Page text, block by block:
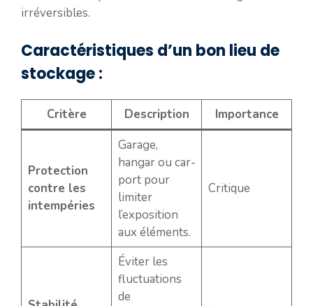
irréversibles.
Caractéristiques d’un bon lieu de
stockage :
Critère Description Importance
Protection
contre les
intempéries
Garage,
hangar ou car-
port pour
limiter
l’exposition
aux éléments.
Critique
Éviter les
fluctuations
de